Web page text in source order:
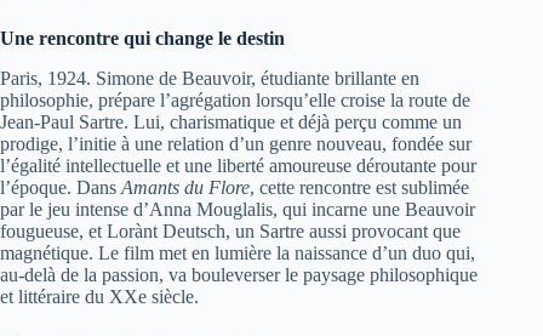
Une rencontre qui change le destin
Paris, 1924. Simone de Beauvoir, étudiante brillante en
philosophie, prépare l’agrégation lorsqu’elle croise la route de
Jean-Paul Sartre. Lui, charismatique et déjà perçu comme un
prodige, l’initie à une relation d’un genre nouveau, fondée sur
l’égalité intellectuelle et une liberté amoureuse déroutante pour
l’époque. Dans Amants du Flore, cette rencontre est sublimée
par le jeu intense d’Anna Mouglalis, qui incarne une Beauvoir
fougueuse, et Lorànt Deutsch, un Sartre aussi provocant que
magnétique. Le film met en lumière la naissance d’un duo qui,
au-delà de la passion, va bouleverser le paysage philosophique
et littéraire du XXe siècle.